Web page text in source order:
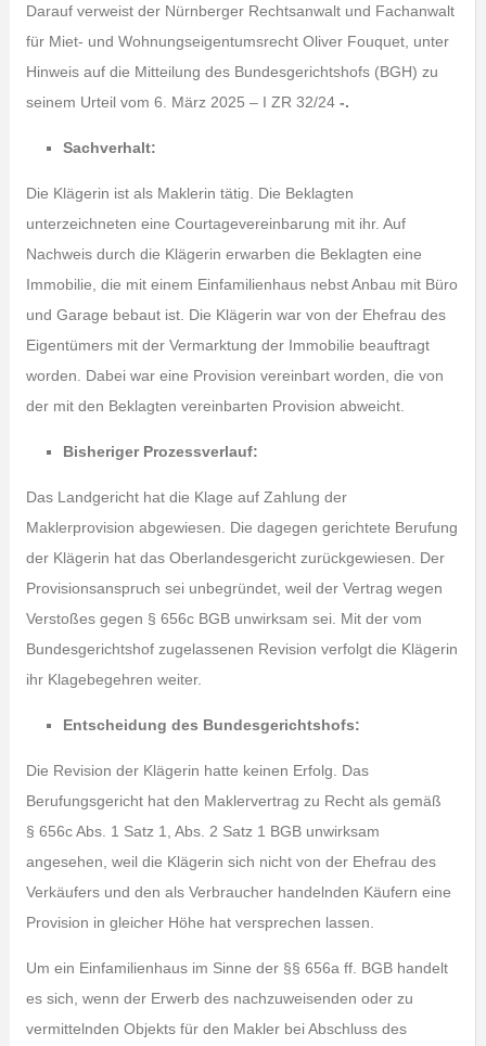
Darauf verweist der Nürnberger Rechtsanwalt und Fachanwalt
für Miet- und Wohnungseigentumsrecht Oliver Fouquet, unter
Hinweis auf die Mitteilung des Bundesgerichtshofs (BGH) zu
seinem Urteil vom 6. März 2025 – I ZR 32/24-.
Sachverhalt:
Die Klägerin ist als Maklerin tätig. Die Beklagten
unterzeichneten eine Courtagevereinbarung mit ihr. Auf
Nachweis durch die Klägerin erwarben die Beklagten eine
Immobilie, die mit einem Einfamilienhaus nebst Anbau mit Büro
und Garage bebaut ist. Die Klägerin war von der Ehefrau des
Eigentümers mit der Vermarktung der Immobilie beauftragt
worden. Dabei war eine Provision vereinbart worden, die von
der mit den Beklagten vereinbarten Provision abweicht.
Bisheriger Prozessverlauf:
Das Landgericht hat die Klage auf Zahlung der
Maklerprovision abgewiesen. Die dagegen gerichtete Berufung
der Klägerin hat das Oberlandesgericht zurückgewiesen. Der
Provisionsanspruch sei unbegründet, weil der Vertrag wegen
Verstoßes gegen § 656c BGB unwirksam sei. Mit der vom
Bundesgerichtshof zugelassenen Revision verfolgt die Klägerin
ihr Klagebegehren weiter.
Entscheidung des Bundesgerichtshofs:
Die Revision der Klägerin hatte keinen Erfolg. Das
Berufungsgericht hat den Maklervertrag zu Recht als gemäß
§ 656c Abs. 1 Satz 1, Abs. 2 Satz 1 BGB unwirksam
angesehen, weil die Klägerin sich nicht von der Ehefrau des
Verkäufers und den als Verbraucher handelnden Käufern eine
Provision in gleicher Höhe hat versprechen lassen.
Um ein Einfamilienhaus im Sinne der §§ 656a ff. BGB handelt
es sich, wenn der Erwerb des nachzuweisenden oder zu
vermittelnden Objekts für den Makler bei Abschluss des